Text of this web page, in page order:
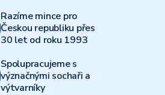
Razíme mince pro
Českou republiku přes
30 let od roku 1993
Spolupracujeme s
význačnými sochaři a
výtvarníky